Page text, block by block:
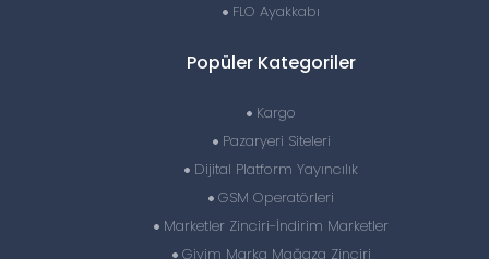
FLO Ayakkabı
Popüler Kategoriler
Kargo
Pazaryeri Siteleri
Dijital Platform Yayıncılık
GSM Operatörleri
Marketler Zinciri-İndirim Marketler
Giyim Marka Mağaza Zinciri